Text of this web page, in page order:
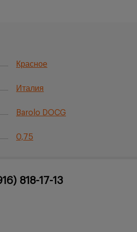
Красное
Италия
Barolo DOCG
0,75
818-17-13